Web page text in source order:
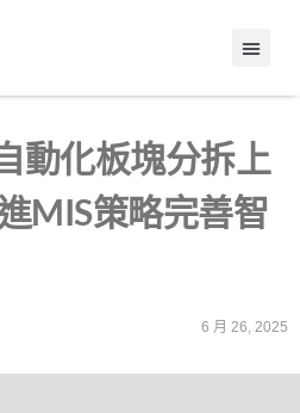
動化板塊分拆上
MIS策略完善智
6 月 26, 2025